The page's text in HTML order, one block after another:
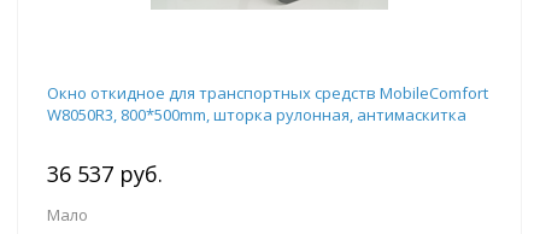
Окно откидное для транспортных средств MobileComfort
W8050R3, 800*500mm, шторка рулонная, антимаскитка
36 537 руб.
Мало